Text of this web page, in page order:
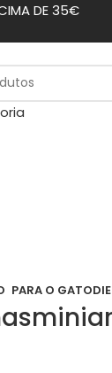
DE 35€
PARA O GATO